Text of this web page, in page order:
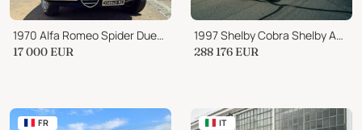
1970 Alfa Romeo Spider Duetto 1.3 Coda Tronca
17 000 EUR
1997 Shelby Cobra Shelby America CSX Continuation
288 176 EUR
FR IT